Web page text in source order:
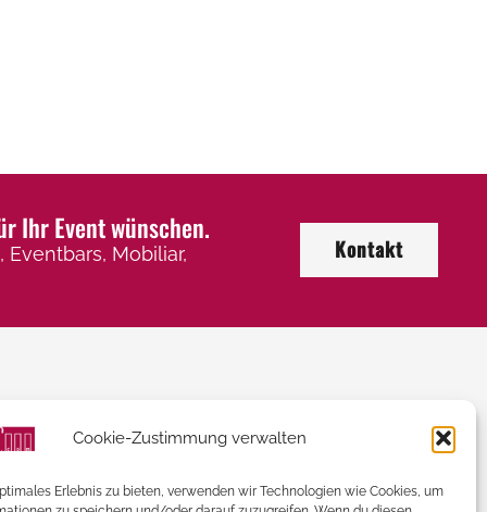
Cookie-Zustimmung verwalten
Erlebnis zu bieten, verwenden wir Technologien wie Cookies, um
Ihr Event wünschen.
Mobiliar, Kontakt
Kontaktieren Sie uns
+43 (0) 2246 / 32 505